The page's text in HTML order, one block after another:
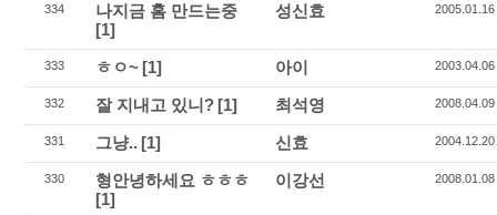
334
나지금 홈 만드는중
[1]
성신효 2005.01.16
333 ㅎㅇ~ [1] 아이 2003.04.06
332 잘 지내고 있니? [1] 최석영 2008.04.09
331 그냥.. [1] 신효 2004.12.20
330
형안녕하세요 ㅎㅎㅎ
[1]
이강선 2008.01.08